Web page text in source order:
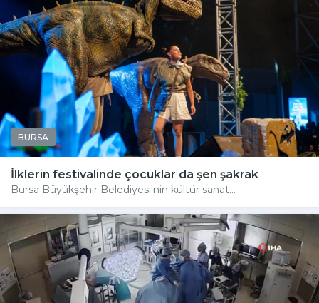
BURSA
İlklerin festivalinde çocuklar da şen şakrak
Bursa Büyükşehir Belediyesi'nin kültür sanat...